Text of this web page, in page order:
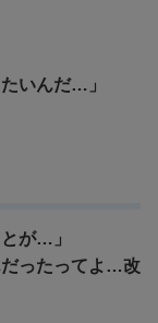
いんだ…」
が…」
ったってよ…改